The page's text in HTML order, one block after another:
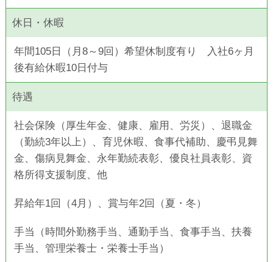
休日・休暇
年間105日（月8～9回）希望休制度有り 入社6ヶ月
後有給休暇10日付与
待遇
社会保険（厚生年金、健康、雇用、労災）、退職金
（勤続3年以上）、 育児休暇、食事代補助、慶弔見舞
金、傷病見舞金、 永年勤続表彰、優良社員表彰、資
格所得支援制度、他
昇給年1回（4月）、賞与年2回（夏・冬）
手当（時間外勤務手当、通勤手当、食事手当、扶養
手当、管理栄養士・栄養士手当）